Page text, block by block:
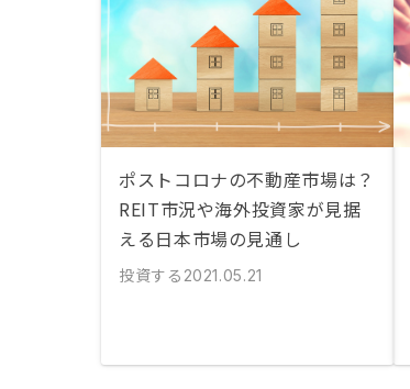
ポストコロナの不動産市場は？
REIT市況や海外投資家が見据
える日本市場の見通し
投資する 2021.05.21